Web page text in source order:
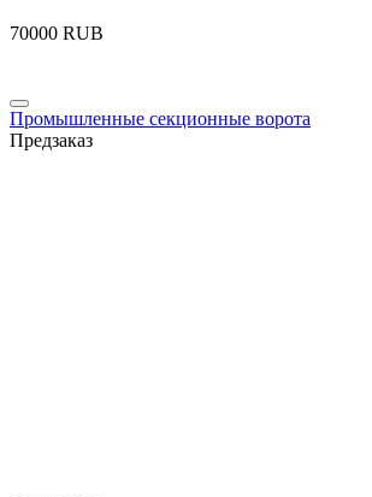
‍70000‍ RUB
Промышленные секционные ворота
Предзаказ